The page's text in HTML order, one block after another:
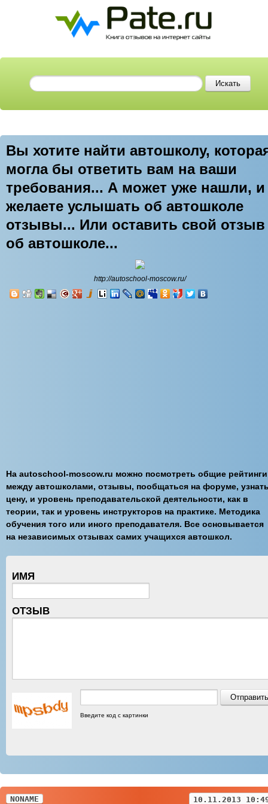
Вы хотите найти автошколу,
могла бы ответить вам на ваши
требования... А может уже нашли, и
желаете услышать об автошколе
отзывы... Или оставить свой отзыв
об автошколе...
http://autoschool-moscow.ru/
На autoschool-moscow.ru можно посмотреть общие рейтинги
между автошколами, отзывы, пообщаться на форуме,
цену, и уровень преподавательской деятельности, как в
теории, так и уровень инструкторов на практике. Методика
обучения того или иного преподавателя. Все основывается
на независимых отзывах самих учащихся автошкол.
ИМЯ
ОТЗЫВ
Введите код с картинки
NONAME 10.11.2013